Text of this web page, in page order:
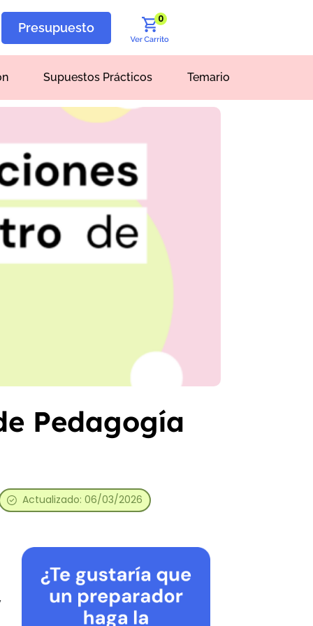
Presupuesto
0
Supuestos Prácticos Temario
Pedagogía
Actualizado: 06/03/2026